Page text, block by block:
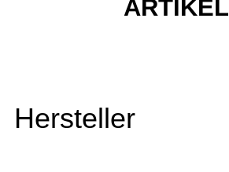
ARTIKEL
Hersteller